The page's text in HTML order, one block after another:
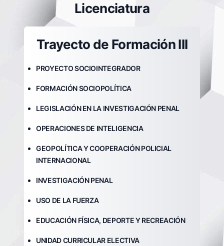
Licenciatura
Trayecto de Formación III
PROYECTO SOCIOINTEGRADOR
FORMACIÓN SOCIOPOLÍTICA
LEGISLACIÓN EN LA INVESTIGACIÓN PENAL
OPERACIONES DE INTELIGENCIA
GEOPOLÍTICA Y COOPERACIÓN POLICIAL
INTERNACIONAL
INVESTIGACIÓN PENAL
USO DE LA FUERZA
EDUCACIÓN FÍSICA, DEPORTE Y RECREACIÓN
UNIDAD CURRICULAR ELECTIVA